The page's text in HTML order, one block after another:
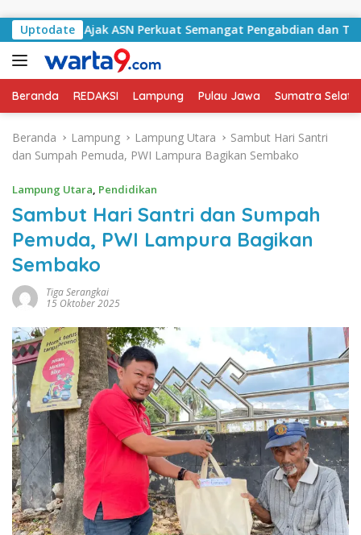
Uptodate
Ajak ASN Perkuat Semangat Pengabdian dan Tingkatkan
Beranda REDAKSI Lampung Pulau Jawa Sumatra
Beranda Lampung Lampung Utara
Sambut Hari Santri
dan Sumpah Pemuda, PWI Lampura Bagikan Sembako
Lampung Utara, Pendidikan
Sambut Hari Santri dan Sumpah
Pemuda, PWI Lampura Bagikan
Sembako
Tiga Serangkai
15 Oktober 2025